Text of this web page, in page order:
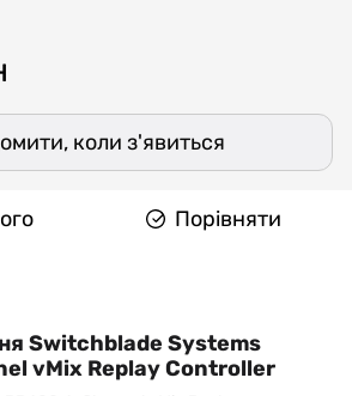
коли з'явиться
Порівняти
Switchblade Systems
vMix Replay Controller